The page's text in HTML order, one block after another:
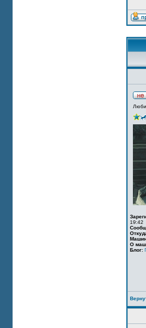
19:42
О
Блог: